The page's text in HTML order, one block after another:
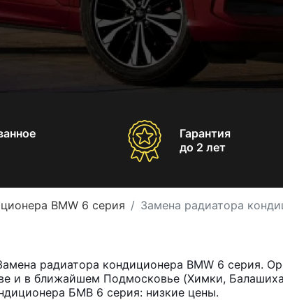
Гарантия
до 2 лет
BMW 6 серия Замена радиатора
радиатора кондиционера BMW 6 серия.
и в ближайшем Подмосковье (Химки,
БМВ 6 серия: низкие цены.